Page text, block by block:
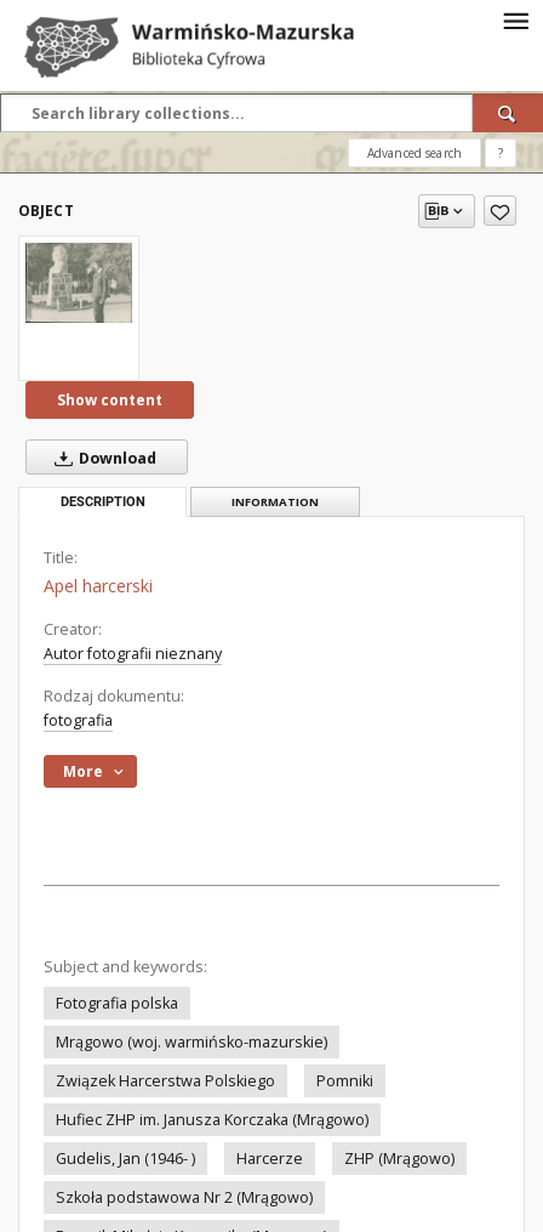
Advanced search ?
OBJECT
Show content
Download
DESCRIPTION INFORMATION
Title:
Apel harcerski
Creator:
Autor fotografii nieznany
Rodzaj dokumentu:
fotografia
More
Subject and keywords:
Fotografia polska
Mrągowo (woj. warmińsko-mazurskie)
Związek Harcerstwa Polskiego
Pomniki
Hufiec ZHP im. Janusza Korczaka (Mrągowo)
Gudelis, Jan (1946- )
Harcerze
ZHP (Mrągowo)
Szkoła podstawowa Nr 2 (Mrągowo)